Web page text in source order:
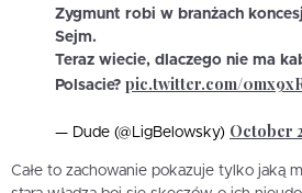
Zygmunt robi w branżach
Sejm.
Teraz wiecie, dlaczego nie ma
Polsacie? pic.twitter.com/
— Dude (@LigBelowsky) October
Całe to zachowanie pokazuje tylko jaką